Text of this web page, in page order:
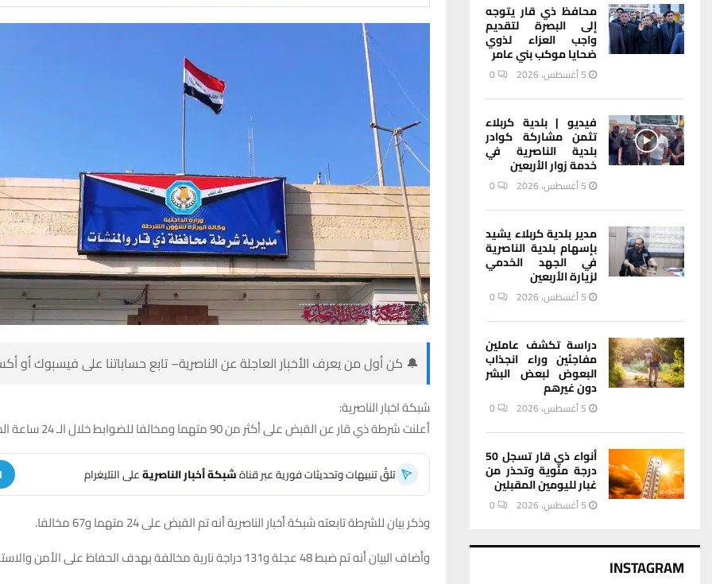
🔔 كن أول من يعرف الأخبار العاجلة عن الناصرية– تابع حساباتنا على فيسبوك أو
شبكة اخبار الناصرية:
أعلنت شرطة ذي قار عن القبض على أكثر من 90 متهما ومخالفا للضوابط خلال الـ 24 ساعة الماضية.
تلقَّ تنبيهات وتحديثات فورية عبر قناةشبكة أخبار الناصريةعلى التليغرام
وذكر بيان للشرطة تابعته شبكة أخبار الناصرية أنه تم القبض على 24 متهما و67 مخالفا.
وأضاف البيان أنه تم ضبط 48 عجلة و131 دراجة نارية مخالفة بهدف الحفاظ على الأمن والاستقرار في المدينة.
محافظ ذي قار يتوجه
إلى البصرة لتقديم
واجب العزاء لذوي
ضحايا موكب بني عامر
5 أغسطس، 2026 0
فيديو | بلدية كربلاء
تثمن مشاركة كوادر
بلدية الناصرية في
خدمة زوار الأربعين
5 أغسطس، 2026 0
مدير بلدية كربلاء يشيد
بإسهام بلدية الناصرية
في الجهد الخدمي
لزيارة الأربعين
5 أغسطس، 2026 0
دراسة تكشف عاملين
مفاجئين وراء انجذاب
البعوض لبعض البشر
دون غيرهم
5 أغسطس، 2026 0
أنواء ذي قار تسجل 50
درجة مئوية وتحذر من
غبار لليومين المقبلين
5 أغسطس، 2026 0
INSTAGRAM